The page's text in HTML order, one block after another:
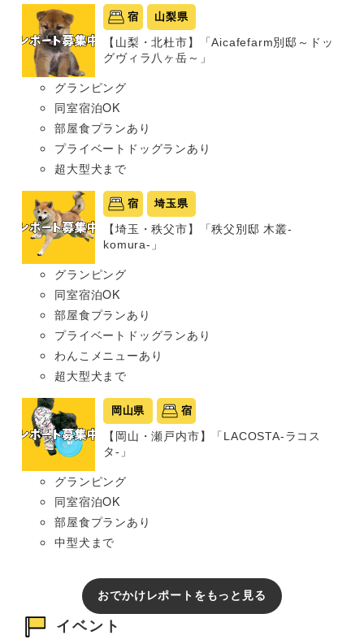
宿 山梨県
【山梨・北杜市】「Aicafefarm別邸～ドッ
グヴィラ八ヶ岳～」
グランピング
同室宿泊OK
部屋食プランあり
プライベートドッグランあり
超大型犬まで
宿 埼玉県
【埼玉・秩父市】「秩父別邸 木叢-
komura-」
グランピング
同室宿泊OK
部屋食プランあり
プライベートドッグランあり
わんこメニューあり
超大型犬まで
岡山県 宿
【岡山・瀬戸内市】「LACOSTA-ラコス
タ-」
グランピング
同室宿泊OK
部屋食プランあり
中型犬まで
おでかけレポートをもっと見る
イベント